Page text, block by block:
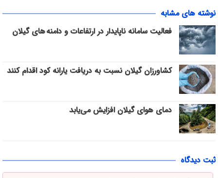
نوشته های مشابه
فعالیت سامانه ناپایدار در ارتفاعات و دامنه های گیلان
کشاورزان گیلان نسبت به دریافت یارانه کود اقدام کنند
دمای هوای گیلان افزایش می‌یابد
ثبت دیدگاه